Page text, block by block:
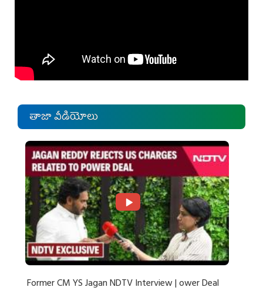
తాజా వీడియోలు
Former CM YS Jagan NDTV Interview | ower Deal